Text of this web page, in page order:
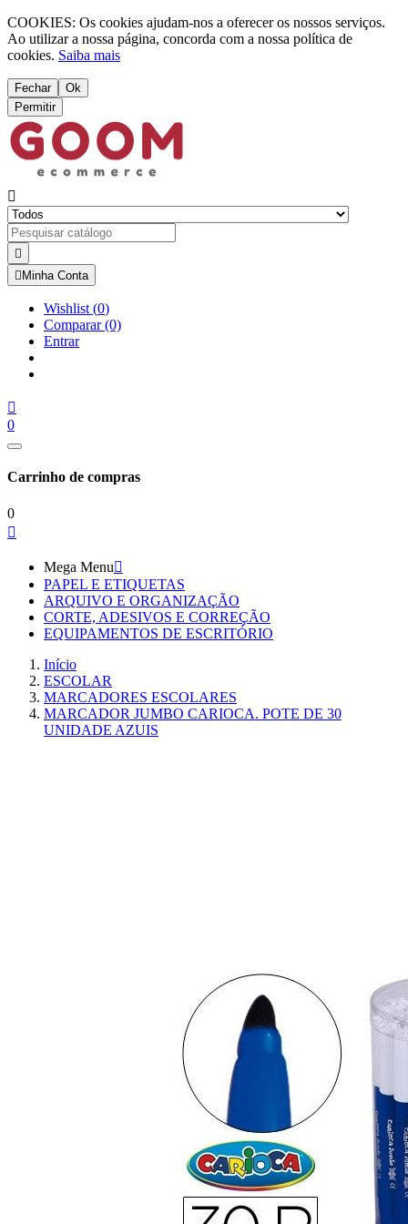
COOKIES: Os cookies ajudam-nos a oferecer os nossos serviços.
Ao utilizar a nossa página, concorda com a nossa política de
cookies. Saiba mais
Fechar
Ok
Permitir


 Minha Conta
Wishlist (0)
Comparar(0)
Entrar

0
Carrinho de compras
0

Mega Menu
PAPEL E ETIQUETAS
ARQUIVO E ORGANIZAÇÃO
CORTE, ADESIVOS E CORREÇÃO
EQUIPAMENTOS DE ESCRITÓRIO
Início
ESCOLAR
MARCADORES ESCOLARES
MARCADOR JUMBO CARIOCA. POTE DE 30
UNIDADE AZUIS